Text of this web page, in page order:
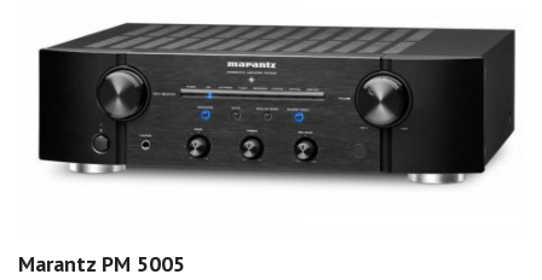
Marantz PM 5005